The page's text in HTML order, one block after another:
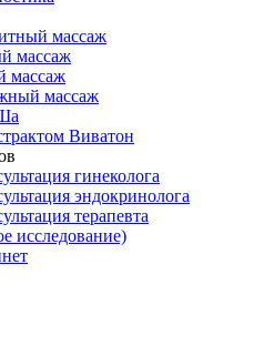
массаж
массаж
массаж
массаж
Виватон
гинеколога
эндокринолога
терапевта
исследование)